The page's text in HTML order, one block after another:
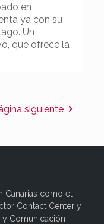
en
ya con su
Un
que ofrece la
siguiente
Canarias como el
Contact Center y
Comunicación